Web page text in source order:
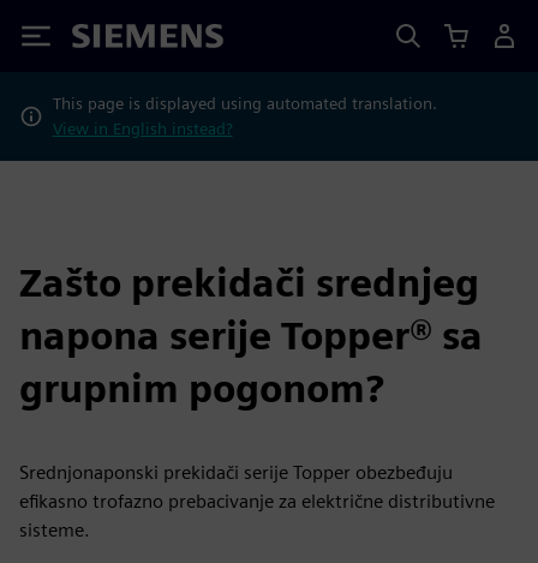
Siemens
This page is displayed using automated translation.
View in English instead?
Zašto prekidači srednjeg
napona serije Topper® sa
grupnim pogonom?
Srednjonaponski prekidači serije Topper obezbeđuju
efikasno trofazno prebacivanje za električne distributivne
sisteme.